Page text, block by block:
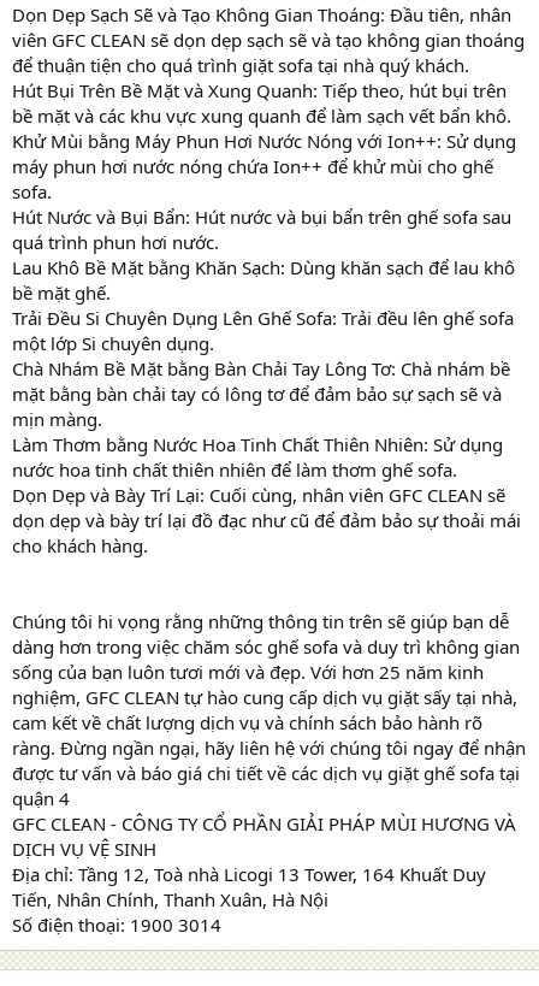
Dọn Dẹp Sạch Sẽ và Tạo Không Gian Thoáng: Đầu tiên, nhân
viên GFC CLEAN sẽ dọn dẹp sạch sẽ và tạo không gian thoáng
để thuận tiện cho quá trình giặt sofa tại nhà quý khách.
Hút Bụi Trên Bề Mặt và Xung Quanh: Tiếp theo, hút bụi trên
bề mặt và các khu vực xung quanh để làm sạch vết bẩn khô.
Khử Mùi bằng Máy Phun Hơi Nước Nóng với Ion++: Sử dụng
máy phun hơi nước nóng chứa Ion++ để khử mùi cho ghế
sofa.
Hút Nước và Bụi Bẩn: Hút nước và bụi bẩn trên ghế sofa sau
quá trình phun hơi nước.
Lau Khô Bề Mặt bằng Khăn Sạch: Dùng khăn sạch để lau khô
bề mặt ghế.
Trải Đều Si Chuyên Dụng Lên Ghế Sofa: Trải đều lên ghế sofa
một lớp Si chuyên dụng.
Chà Nhám Bề Mặt bằng Bàn Chải Tay Lông Tơ: Chà nhám bề
mặt bằng bàn chải tay có lông tơ để đảm bảo sự sạch sẽ và
mịn màng.
Làm Thơm bằng Nước Hoa Tinh Chất Thiên Nhiên: Sử dụng
nước hoa tinh chất thiên nhiên để làm thơm ghế sofa.
Dọn Dẹp và Bày Trí Lại: Cuối cùng, nhân viên GFC CLEAN sẽ
dọn dẹp và bày trí lại đồ đạc như cũ để đảm bảo sự thoải mái
cho khách hàng.
Chúng tôi hi vọng rằng những thông tin trên sẽ giúp bạn dễ
dàng hơn trong việc chăm sóc ghế sofa và duy trì không gian
sống của bạn luôn tươi mới và đẹp. Với hơn 25 năm kinh
nghiệm, GFC CLEAN tự hào cung cấp dịch vụ giặt sấy tại nhà,
cam kết về chất lượng dịch vụ và chính sách bảo hành rõ
ràng. Đừng ngần ngại, hãy liên hệ với chúng tôi ngay để nhận
được tư vấn và báo giá chi tiết về các dịch vụ giặt ghế sofa tại
quận 4
GFC CLEAN - CÔNG TY CỔ PHẦN GIẢI PHÁP MÙI HƯƠNG VÀ
DỊCH VỤ VỆ SINH
Địa chỉ: Tầng 12, Toà nhà Licogi 13 Tower, 164 Khuất Duy
Tiến, Nhân Chính, Thanh Xuân, Hà Nội
Số điện thoại: 1900 3014